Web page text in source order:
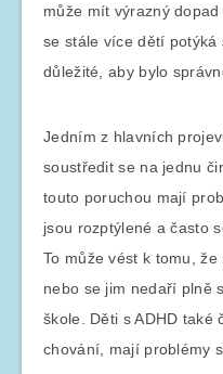
může mít výrazný
se stále více dětí
důležité, aby bylo
Jedním z hlavních
soustředit se na jednu
touto poruchou mají
jsou rozptýlené a často
To může vést k tomu,
nebo se jim nedaří plně
škole. Děti s ADHD také
chování, mají problémy